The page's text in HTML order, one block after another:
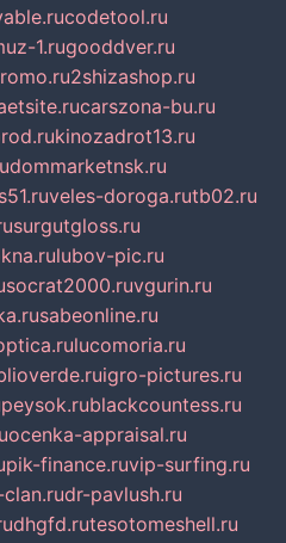
codetool.ru
1.rugooddver.ru
2shizashop.ru
carszona-bu.ru
kinozadrot13.ru
dommarketnsk.ru
veles-doroga.rutb02.ru
surgutgloss.ru
lubov-pic.ru
socrat2000.ruvgurin.ru
sabeonline.ru
lucomoria.ru
igro-pictures.ru
peysok.rublackcountess.ru
ocenka-appraisal.ru
pik-finance.ruvip-surfing.ru
dr-pavlush.ru
dhgfd.rutesotomeshell.ru